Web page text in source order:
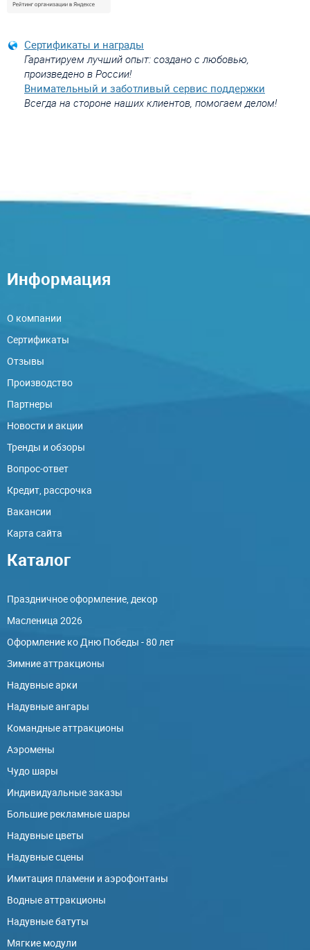
Сертификаты и награды
Гарантируем лучший опыт: создано с любовью,
произведено в России!
Внимательный и заботливый сервис поддержки
Всегда на стороне наших клиентов, помогаем делом!
Информация
О компании
Сертификаты
Отзывы
Производство
Партнеры
Новости и акции
Тренды и обзоры
Вопрос-ответ
Кредит, рассрочка
Вакансии
Карта сайта
Каталог
Праздничное оформление, декор
Масленица 2026
Оформление ко Дню Победы - 80 лет
Зимние аттракционы
Надувные арки
Надувные ангары
Командные аттракционы
Аэромены
Чудо шары
Индивидуальные заказы
Большие рекламные шары
Надувные цветы
Надувные сцены
Имитация пламени и аэрофонтаны
Водные аттракционы
Надувные батуты
Мягкие модули